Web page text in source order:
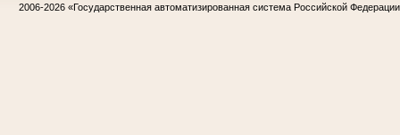
2006-2026 «Государственная автоматизированная система Российской